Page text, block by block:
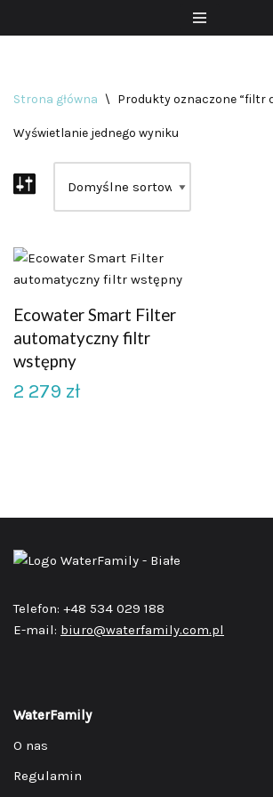
Strona główna \ Produkty oznaczone “filtr
Wyświetlanie jednego wyniku
Ecowater Smart Filter
automatyczny filtr
wstępny
2 279 zł
Telefon: +48 534 029 188
E-mail: biuro@waterfamily.com.pl
WaterFamily
O nas
Regulamin